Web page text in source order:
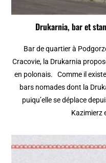
Drukarnia, bar et
Bar de quartier à
Cracovie, la Drukarnia
en polonais. Comme il
bars nomades dont la
puiqu’elle se déplace
Kazimierz